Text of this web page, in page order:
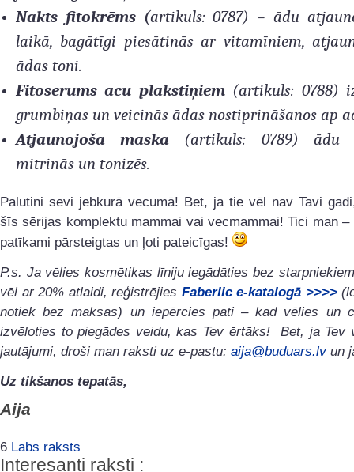
Nakts fitokrēms (artikuls: 0787) – ādu
laikā, bagātīgi piesātinās ar vitamīniem,
ādas toni.
Fitoserums acu plakstiņiem(artikuls: 0788)
grumbiņas un veicinās ādas nostiprināšanos ap
Atjaunojoša maska (artikuls: 0789) ādu
mitrinās un tonizēs.
Palutini sevi jebkurā vecumā! Bet, ja tie vēl nav Tavi
šīs sērijas komplektu mammai vai vecmammai! Tici man –
patīkami pārsteigtas un ļoti pateicīgas!
P.s. Ja vēlies kosmētikas līniju iegādāties bez
vēl ar 20% atlaidi, reģistrējies Faberlic e-katalogā >>>>
notiek bez maksas) un iepērcies pati – kad vēlies un
izvēloties to piegādes veidu, kas Tev ērtāks! Bet, ja Tev
jautājumi, droši man raksti uz e-pastu: aija@buduars.lv un
Uz tikšanos tepatās,
Aija
6 Labs raksts
Interesanti raksti :